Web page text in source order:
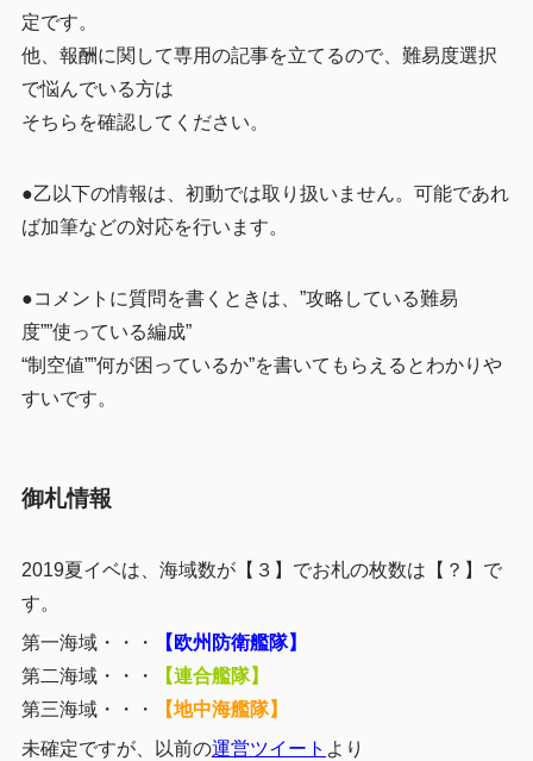
定です。
他、報酬に関して専用の記事を立てるので、難易度選択
で悩んでいる方は
そちらを確認してください。
●乙以下の情報は、初動では取り扱いません。可能であれ
ば加筆などの対応を行います。
●コメントに質問を書くときは、”攻略している難易
度””使っている編成”
“制空値””何が困っているか”を書いてもらえるとわかりや
すいです。
御札情報
2019夏イベは、海域数が【３】でお札の枚数は【？】で
す。
第一海域・・・
【欧州防衛艦隊】
第二海域・・・
【連合艦隊】
第三海域・・・
【地中海艦隊】
未確定ですが、以前の運営ツイート より